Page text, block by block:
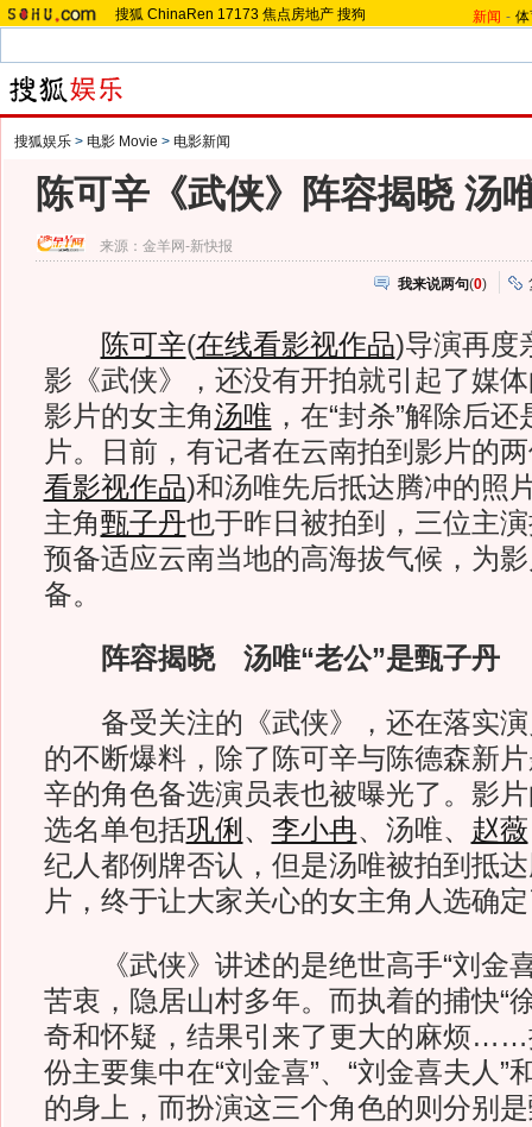
搜狐 ChinaRen 17173 焦点房地产 搜狗 新闻 -
搜狐娱乐 > 电影 Movie > 电影新闻
陈可辛《武侠》阵容揭晓 汤
来源： 金羊网-新快报
我来说两句(0)
陈可辛(在线看影视作品)导演再度
影《武侠》，还没有开拍就引起了媒
影片的女主角汤唯 ，在“封杀”解除后
片。日前，有记者在云南拍到影片的
看影视作品)和汤唯先后抵达腾冲的照
主角甄子丹也于昨日被拍到，三位主
预备适应云南当地的高海拔气候，为
备。
阵容揭晓 汤唯“老公”是甄子丹
备受关注的《武侠》，还在落实演
的不断爆料，除了陈可辛与陈德森新
辛的角色备选演员表也被曝光了。影
选名单包括巩俐 、 李小冉、汤唯、 赵薇
纪人都例牌否认，但是汤唯被拍到抵
片，终于让大家关心的女主角人选确
《武侠》讲述的是绝世高手“刘金
苦衷，隐居山村多年。而执着的捕快“
奇和怀疑，结果引来了更大的麻烦……
份主要集中在“刘金喜”、“刘金喜夫人”
的身上，而扮演这三个角色的则分别